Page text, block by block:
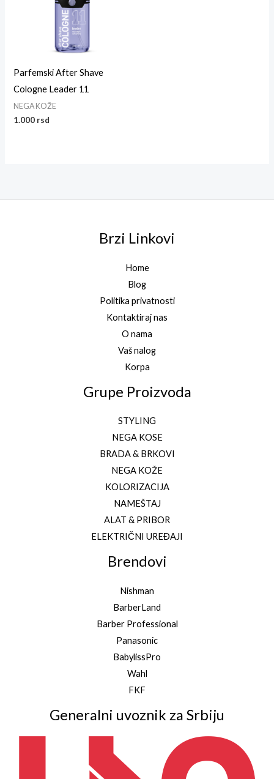
Parfemski After Shave
Cologne Leader 11
NEGA KOŽE
1.000 rsd
Brzi Linkovi
Home
Blog
Politika privatnosti
Kontaktiraj nas
O nama
Vaš nalog
Korpa
Grupe Proizvoda
STYLING
NEGA KOSE
BRADA & BRKOVI
NEGA KOŽE
KOLORIZACIJA
NAMEŠTAJ
ALAT & PRIBOR
ELEKTRIČNI UREĐAJI
Brendovi
Nishman
BarberLand
Barber Professional
Panasonic
BabylissPro
Wahl
FKF
Generalni uvoznik za Srbiju